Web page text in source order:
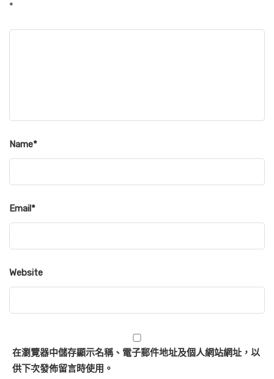
*
Name*
Email*
Website
在瀏覽器中儲存顯示名稱、電子郵件地址及個人網站網址，以
供下次發佈留言時使用。